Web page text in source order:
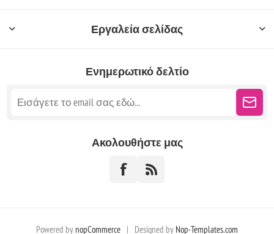
Εργαλεία σελίδας
Ενημερωτικό δελτίο
Ακολουθήστε μας
Powered by nopCommerce | Designed by Nop-Templates.com